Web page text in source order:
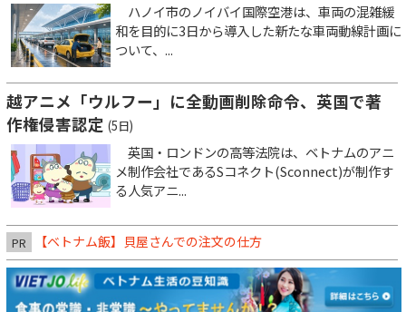
ハノイ市のノイバイ国際空港は、車両の混雑緩
和を目的に3日から導入した新たな車両動線計画に
ついて、...
越アニメ「ウルフー」に全動画削除命令、英国で著
作権侵害認定 (5日)
英国・ロンドンの高等法院は、ベトナムのアニ
メ制作会社であるSコネクト(Sconnect)が制作す
る人気アニ...
PR 【ベトナム飯】貝屋さんでの注文の仕方